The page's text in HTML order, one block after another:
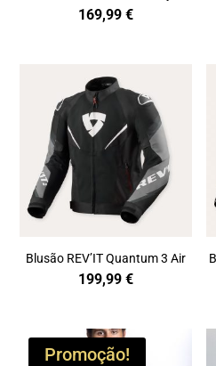
169,99€
Blusão REV’IT Quantum 3 Air
199,99€
Promoção!